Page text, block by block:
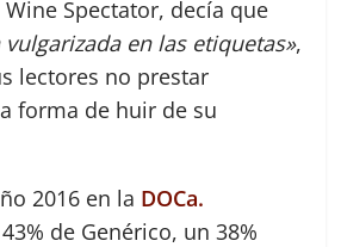
Spectator, decía que
en las etiquetas»,
lectores no prestar
forma de huir de su
2016 en la DOCa.
de Genérico, un 38%